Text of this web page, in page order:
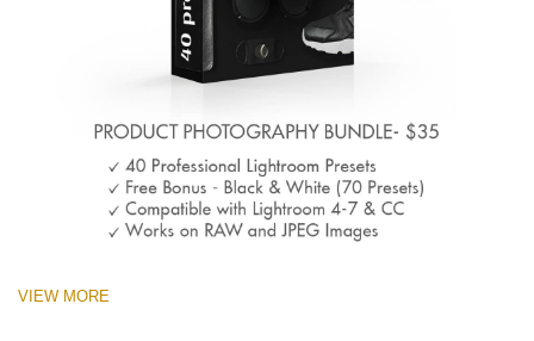
VIEW MORE